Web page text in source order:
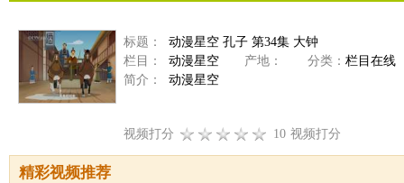
标题：
动漫星空 孔子 第34集 大钟
栏目：
动漫星空 产地： 分类： 栏目在线
简介：
动漫星空
视频打分 10 视频打分
精彩视频推荐